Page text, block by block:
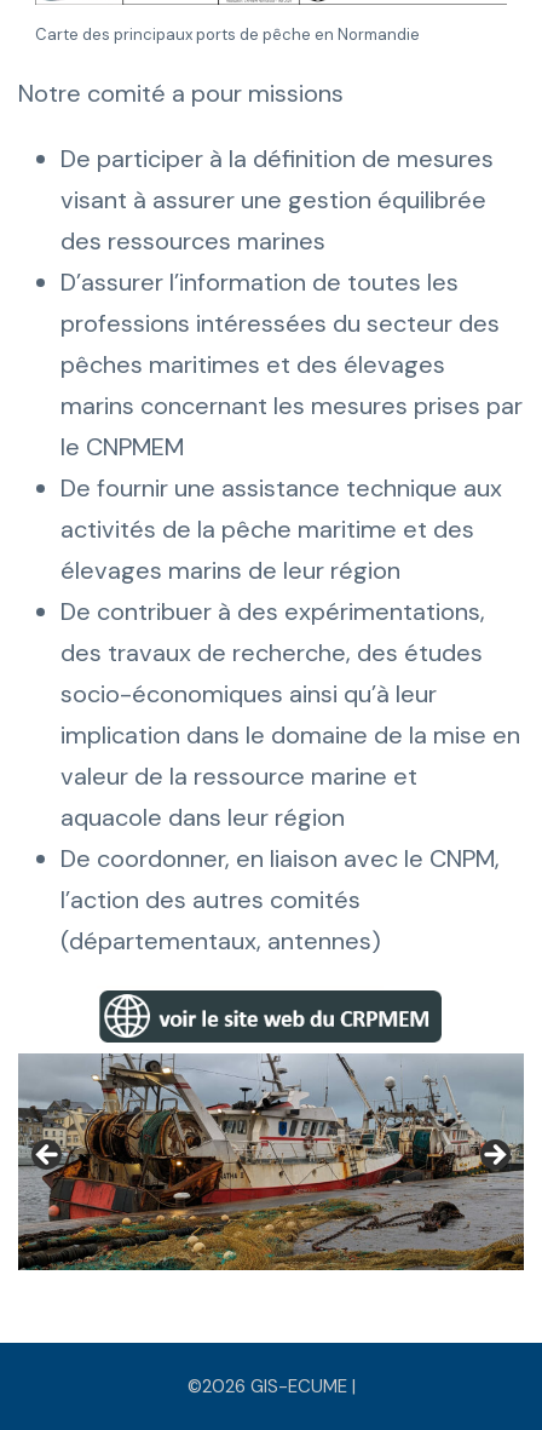
Carte des principaux ports de pêche en Normandie
Notre comité a pour missions
De participer à la définition de mesures
visant à assurer une gestion équilibrée
des ressources marines
D’assurer l’information de toutes les
professions intéressées du secteur des
pêches maritimes et des élevages
marins concernant les mesures prises par
le CNPMEM
De fournir une assistance technique aux
activités de la pêche maritime et des
élevages marins de leur région
De contribuer à des expérimentations,
des travaux de recherche, des études
socio-économiques ainsi qu’à leur
implication dans le domaine de la mise en
valeur de la ressource marine et
aquacole dans leur région
De coordonner, en liaison avec le CNPM,
l’action des autres comités
(départementaux, antennes)
©2026 GIS-ECUME |